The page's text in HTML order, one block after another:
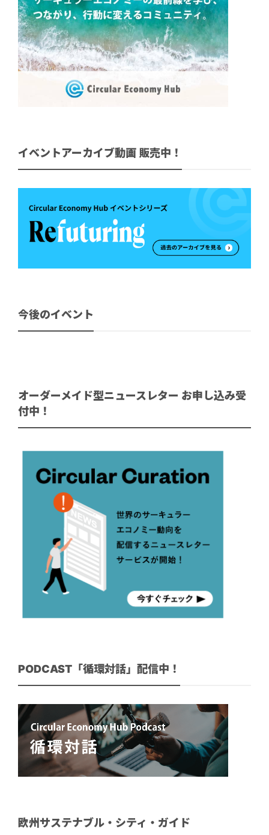
イベントアーカイブ動画 販売中！
今後のイベント
オーダーメイド型ニュースレター お申し込み受
付中！
PODCAST「循環対話」配信中！
欧州サステナブル・シティ・ガイド